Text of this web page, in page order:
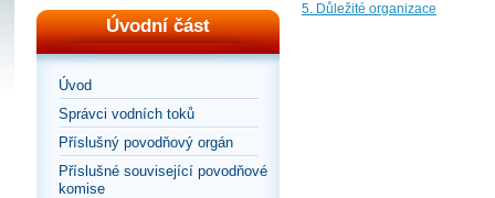
Úvodní část
Úvod
Správci vodních toků
Příslušný povodňový orgán
Příslušné související povodňové
komise
5. Důležité organizace